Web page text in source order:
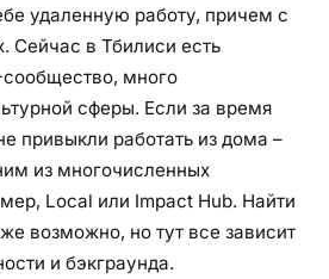
удаленную работу, причем с
Сейчас в Тбилиси есть
много
сферы. Если за время
привыкли работать из дома –
из многочисленных
Local или Impact Hub. Найти
возможно, но тут все зависит
и бэкграунда.